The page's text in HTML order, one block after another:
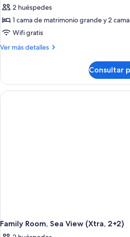
2 huéspedes
1 cama de matrimonio grande y 2
Wifi gratis
Ver más detalles
Más
Room,
Sea
View
Consultar
Family Room, Sea View (Xtra, 2+2)